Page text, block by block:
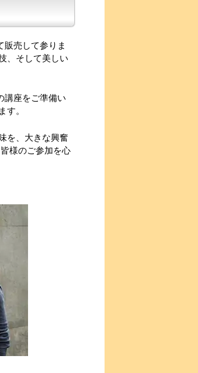
売して参りま
、そして美しい
講座をご準備い
。
を、大きな興奮
様のご参加を心